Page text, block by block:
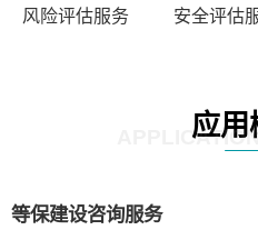
风险评估服务 安全评估
应用
等保建设咨询服务